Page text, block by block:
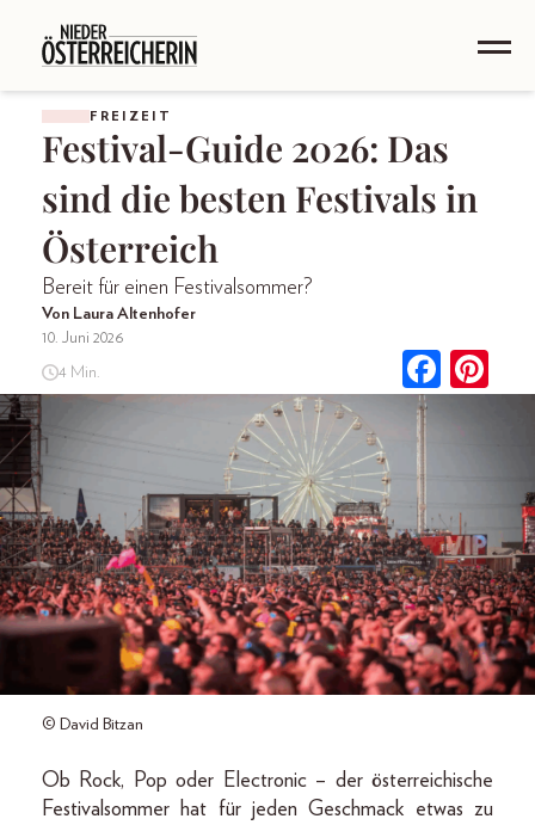
FREIZEIT
Festival-Guide 2026: Das
sind die besten Festivals in
Österreich
Bereit für einen Festivalsommer?
Von Laura Altenhofer
10. Juni 2026
4 Min.
© David Bitzan
Ob Rock, Pop oder Electronic – der österreichische
Festivalsommer hat für jeden Geschmack etwas zu